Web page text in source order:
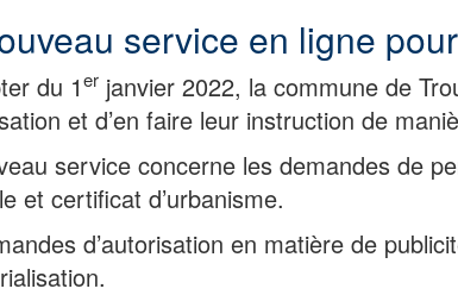
service en ligne
du 1er janvier 2022, la commune de
et d’en faire leur instruction de
service concerne les demandes de
et certificat d’urbanisme.
d’autorisation en matière de